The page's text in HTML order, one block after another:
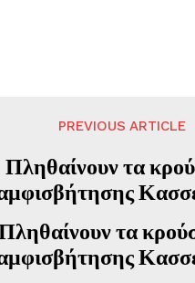
PREVIOUS ARTICLE
τα